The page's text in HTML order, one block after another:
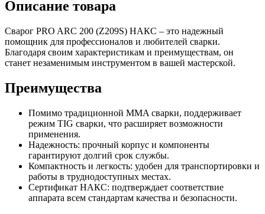
Описание товара
Сварог PRO ARC 200 (Z209S) НАКС – это надежный
помощник для профессионалов и любителей сварки.
Благодаря своим характеристикам и преимуществам, он
станет незаменимым инструментом в вашей мастерской.
Преимущества
Помимо традиционной MMA сварки, поддерживает
режим TIG сварки, что расширяет возможности
применения.
Надежность: прочный корпус и компоненты
гарантируют долгий срок службы.
Компактность и легкость: удобен для транспортировки и
работы в труднодоступных местах.
Сертификат НАКС: подтверждает соответствие
аппарата всем стандартам качества и безопасности.